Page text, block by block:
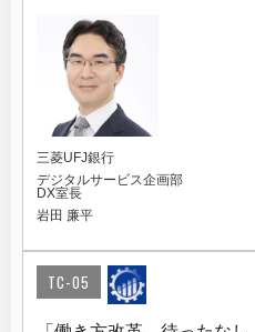
三菱UFJ銀行
デジタルサービス企画部
DX室長
岩田 廉平
TC-05